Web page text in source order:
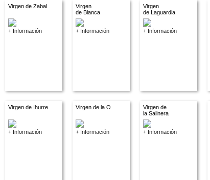
Virgen de Zabal
+ Información
Virgen
de Blanca
+ Información
Virgen
de Laguardia
+ Información
Virgen de Ihurre
+ Información
Virgen de la O
+ Información
Virgen de
la Salinera
+ Información